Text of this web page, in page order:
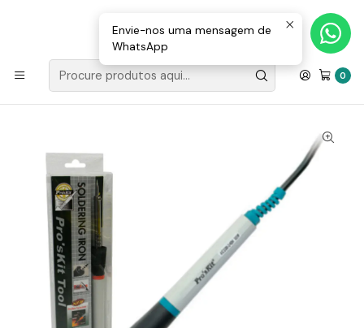
0
Loja Valongo: 220 150 143 (chamada para a rede fixa nacional) «»
E-mail: geral@movenergy.pt
Início
Ferro De Soldar30W Resistência Cerâmica PROSKIT
Envie-nos uma mensagem de
WhatsApp